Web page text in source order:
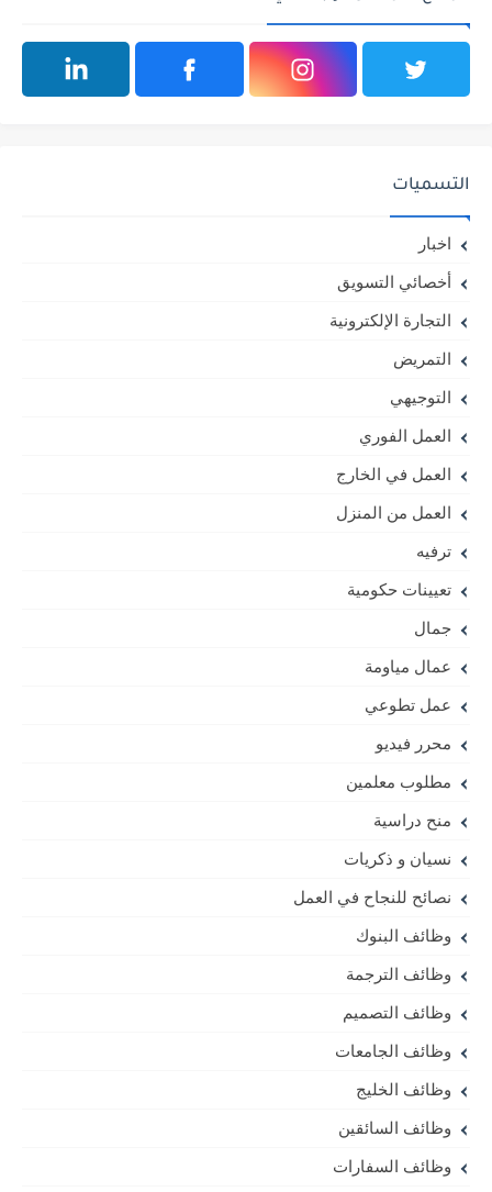
التسميات
اخبار
أخصائي التسويق
التجارة الإلكترونية
التمريض
التوجيهي
العمل الفوري
العمل في الخارج
العمل من المنزل
ترفيه
تعيينات حكومية
جمال
عمال مياومة
عمل تطوعي
محرر فيديو
مطلوب معلمين
منح دراسية
نسيان و ذكريات
نصائح للنجاح في العمل
وظائف البنوك
وظائف الترجمة
وظائف التصميم
وظائف الجامعات
وظائف الخليج
وظائف السائقين
وظائف السفارات